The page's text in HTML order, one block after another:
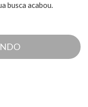
busca acabou.